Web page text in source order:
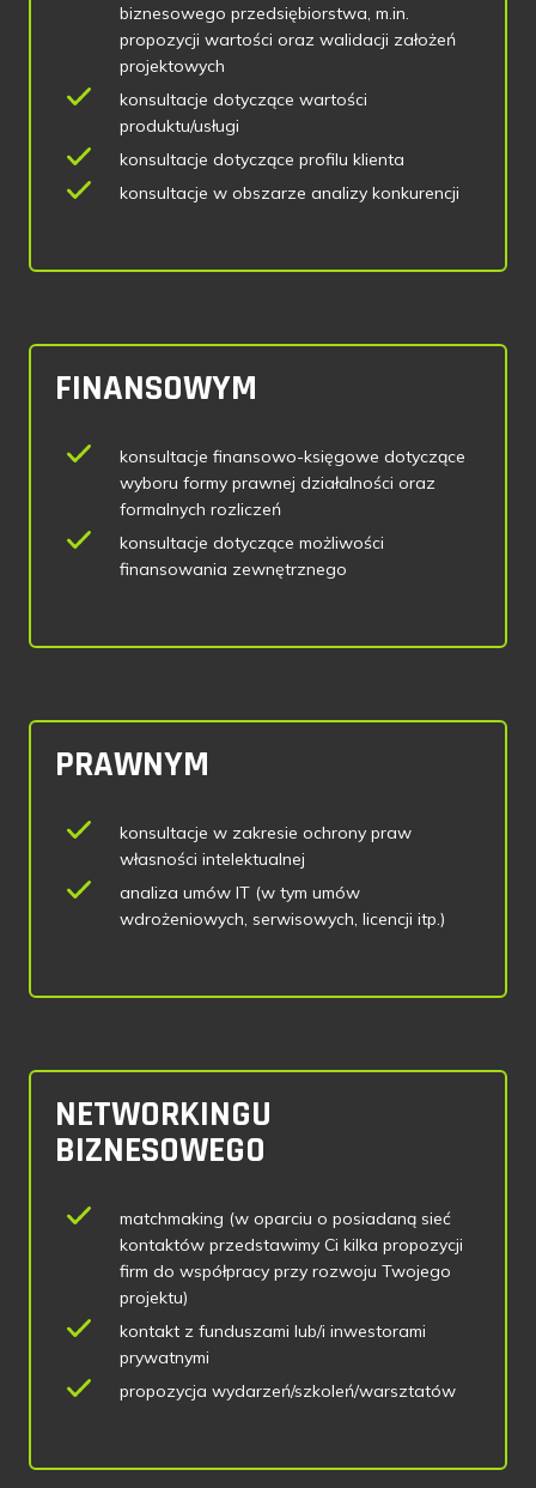
biznesowego przedsiębiorstwa, m.in.
propozycji wartości oraz walidacji założeń
projektowych
konsultacje dotyczące wartości
produktu/usługi
konsultacje dotyczące profilu klienta
konsultacje w obszarze analizy konkurencji
FINANSOWYM
konsultacje finansowo-księgowe dotyczące
wyboru formy prawnej działalności oraz
formalnych rozliczeń
konsultacje dotyczące możliwości
finansowania zewnętrznego
PRAWNYM
konsultacje w zakresie ochrony praw
własności intelektualnej
analiza umów IT (w tym umów
wdrożeniowych, serwisowych, licencji itp.)
NETWORKINGU
BIZNESOWEGO
matchmaking (w oparciu o posiadaną sieć
kontaktów przedstawimy Ci kilka propozycji
firm do współpracy przy rozwoju Twojego
projektu)
kontakt z funduszami lub/i inwestorami
prywatnymi
propozycja wydarzeń/szkoleń/warsztatów